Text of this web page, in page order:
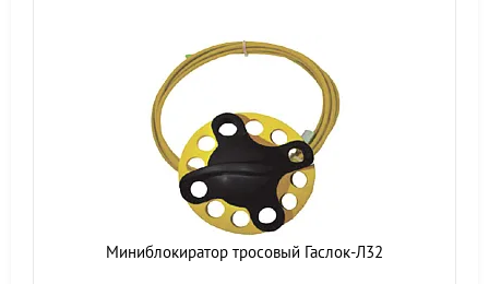
Миниблокиратор тросовый Гаслок-Л32